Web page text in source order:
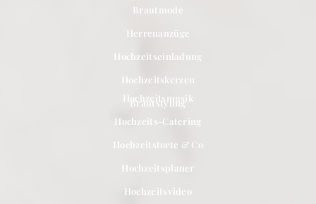
Brautmode
Herrenanzüge
Hochzeitseinladung
Hochzeitskerzen
Brautstyling
Hochzeitsmusik
Hochzeits-Catering
Hochzeitstorte & Co
Hochzeitsplaner
Hochzeitsvideo